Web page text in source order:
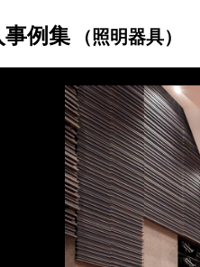
事例集 （照明器具）